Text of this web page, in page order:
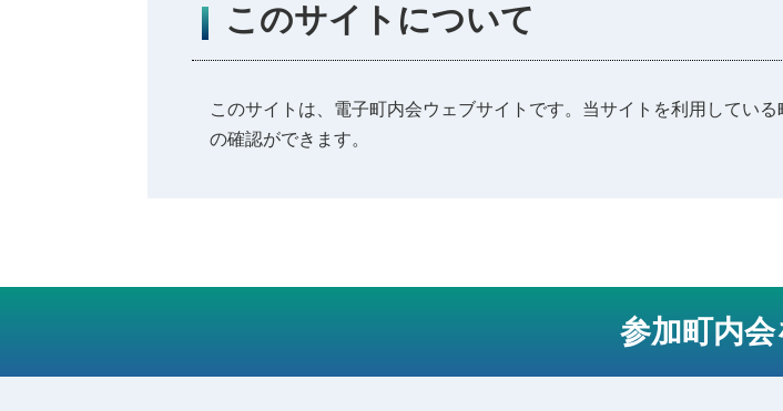
このサイトについて
このサイトは、電子町内会ウェブサイトです。当サイトを利用してい
の確認ができます。
参加町内